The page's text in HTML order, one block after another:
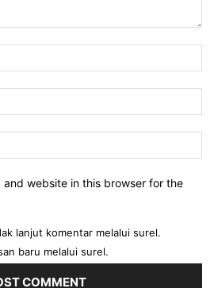
and website in this browser for the
lanjut komentar melalui surel.
baru melalui surel.